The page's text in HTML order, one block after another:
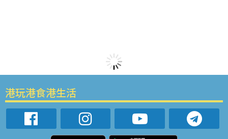
港玩港食港生活